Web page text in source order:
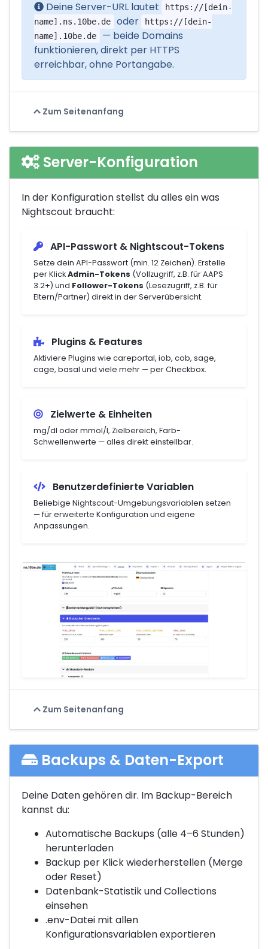
Deine Server-URL lautet
https://[dein-
name].ns.10be.de
oder
https://[dein-
name].10be.de
— beide Domains
funktionieren, direkt per HTTPS
erreichbar, ohne Portangabe.
Zum Seitenanfang
Server-Konfiguration
In der Konfiguration stellst du alles ein was
Nightscout braucht:
API-Passwort & Nightscout-Tokens
Setze dein API-Passwort (min. 12 Zeichen). Erstelle
per KlickAdmin-Tokens (Vollzugriff, z.B. für AAPS
3.2+) und Follower-Tokens (Lesezugriff, z.B. für
Eltern/Partner) direkt in der Serverübersicht.
Plugins & Features
Aktiviere Plugins wie careportal, iob, cob, sage,
cage, basal und viele mehr — per Checkbox.
Zielwerte & Einheiten
mg/dl oder mmol/l, Zielbereich, Farb-
Schwellenwerte — alles direkt einstellbar.
Benutzerdefinierte Variablen
Beliebige Nightscout-Umgebungsvariablen setzen
— für erweiterte Konfiguration und eigene
Anpassungen.
Zum Seitenanfang
Backups & Daten-Export
Deine Daten gehören dir. Im Backup-Bereich
kannst du:
Automatische Backups (alle 4–6 Stunden)
herunterladen
Backup per Klick wiederherstellen (Merge
oder Reset)
Datenbank-Statistik und Collections
einsehen
.env-Datei mit allen
Konfigurationsvariablen exportieren